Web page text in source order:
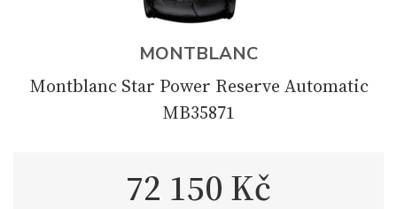
MONTBLANC
Montblanc Star Power Reserve Automatic
MB35871
72 150 Kč